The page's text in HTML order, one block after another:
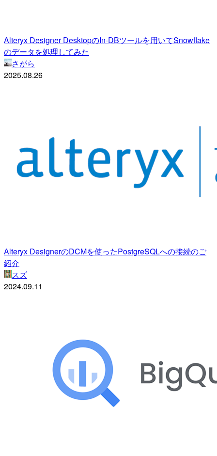
Alteryx Designer DesktopのIn-DBツールを用いてSnowflake
のデータを処理してみた
さがら
2025.08.26
Alteryx DesignerのDCMを使ったPostgreSQLへの接続のご
紹介
スズ
2024.09.11